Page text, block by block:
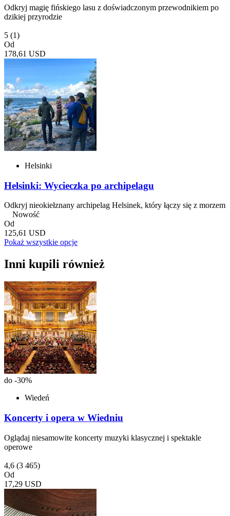
Odkryj magię fińskiego lasu z doświadczonym przewodnikiem po
dzikiej przyrodzie
5 (1)
Od
178,61 USD
Helsinki
Helsinki: Wycieczka po archipelagu
Odkryj nieokiełznany archipelag Helsinek, który łączy się z morzem
Nowość
Od
125,61 USD
Pokaż wszystkie opcje
Inni kupili również
do -30%
Wiedeń
Koncerty i opera w Wiedniu
Oglądaj niesamowite koncerty muzyki klasycznej i spektakle
operowe
4,6 (3 465)
Od
17,29 USD